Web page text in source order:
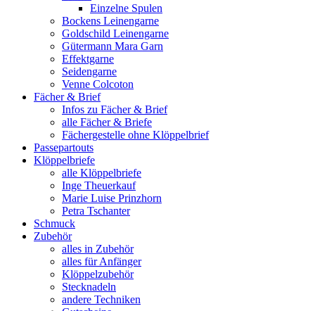
Einzelne Spulen
Bockens Leinengarne
Goldschild Leinengarne
Gütermann Mara Garn
Effektgarne
Seidengarne
Venne Colcoton
Fächer & Brief
Infos zu Fächer & Brief
alle Fächer & Briefe
Fächergestelle ohne Klöppelbrief
Passepartouts
Klöppelbriefe
alle Klöppelbriefe
Inge Theuerkauf
Marie Luise Prinzhorn
Petra Tschanter
Schmuck
Zubehör
alles in Zubehör
alles für Anfänger
Klöppelzubehör
Stecknadeln
andere Techniken